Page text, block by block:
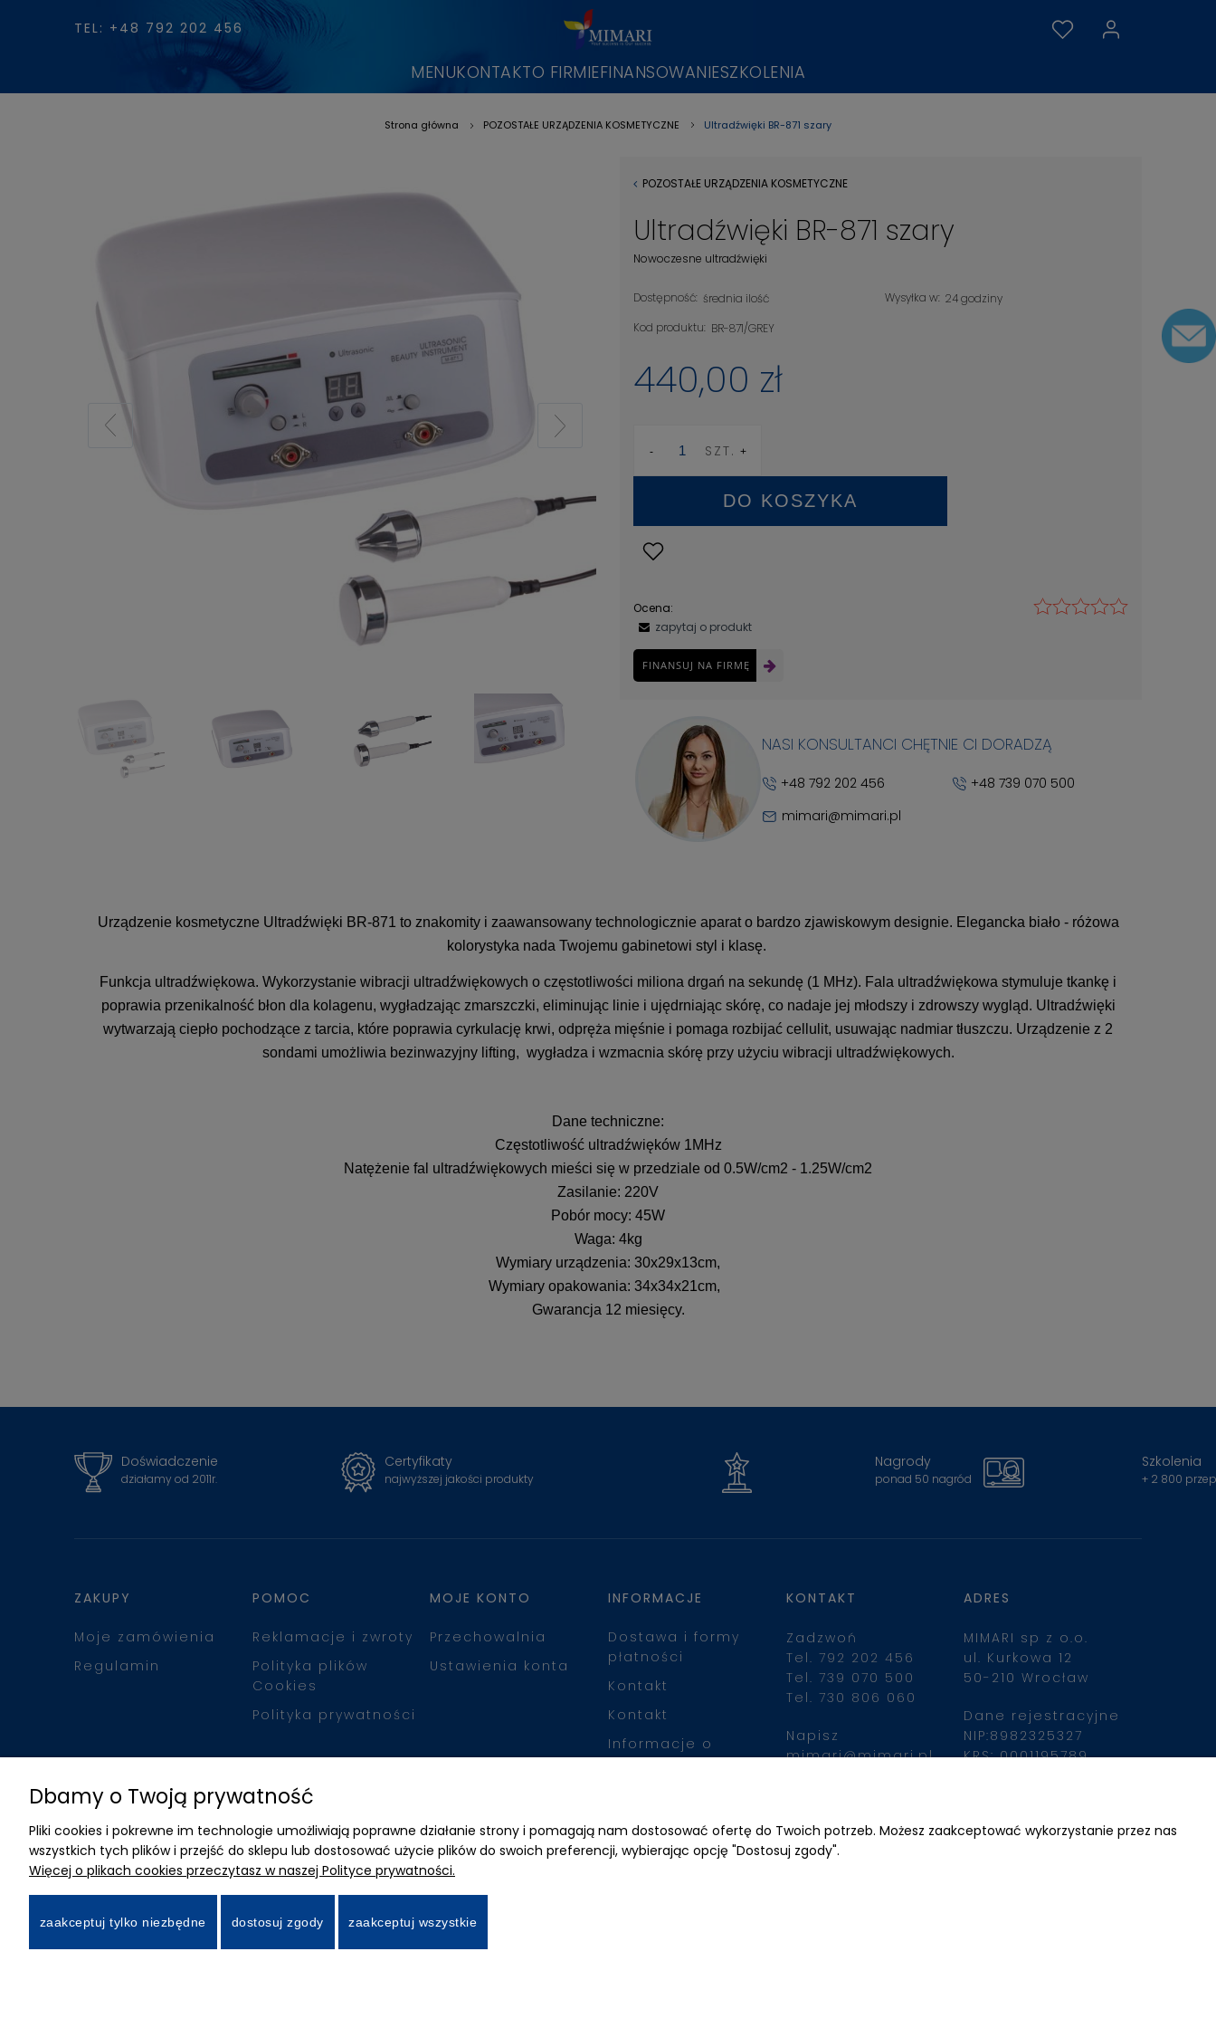
TEL: +48 792 202 456
MENUKONTAKTO FIRMIEFINANSOWANIESZKOLENIA
Strona główna POZOSTAŁE URZĄDZENIA KOSMETYCZNE Ultradźwięki BR-871 szary
POZOSTAŁE URZĄDZENIA KOSMETYCZNE
Ultradźwięki BR-871 szary
Nowoczesne ultradźwięki
Dostępność: średnia ilość Wysyłka w: 24 godziny
Kod produktu: BR-871/GREY
440,00 zł
SZT.
DO KOSZYKA
Ocena:
zapytaj o produkt
FINANSUJ NA FIRMĘ
NASI KONSULTANCI CHĘTNIE CI DORADZĄ
+48 792 202 456
+48 739 070 500
mimari@mimari.pl
Urządzenie kosmetyczne Ultradźwięki BR-871 to znakomity i zaawansowany technologicznie aparat o bardzo zjawiskowym designie. Elegancka biało - różowa
kolorystyka nada Twojemu gabinetowi styl i klasę.
Funkcja ultradźwiękowa. Wykorzystanie wibracji ultradźwiękowych o częstotliwości miliona drgań na sekundę (1 MHz). Fala ultradźwiękowa stymuluje tkankę i
poprawia przenikalność błon dla kolagenu, wygładzając zmarszczki, eliminując linie i ujędrniając skórę, co nadaje jej młodszy i zdrowszy wygląd. Ultradźwięki
wytwarzają ciepło pochodzące z tarcia, które poprawia cyrkulację krwi, odpręża mięśnie i pomaga rozbijać cellulit, usuwając nadmiar tłuszczu. Urządzenie z 2
sondami umożliwia bezinwazyjny lifting, wygładza i wzmacnia skórę przy użyciu wibracji ultradźwiękowych.
Dane techniczne:
Częstotliwość ultradźwięków 1MHz
Natężenie fal ultradźwiękowych mieści się w przedziale od 0.5W/cm2 - 1.25W/cm2
Zasilanie: 220V
Pobór mocy: 45W
Waga: 4kg
Wymiary urządzenia: 30x29x13cm,
Wymiary opakowania: 34x34x21cm,
Gwarancja 12 miesięcy.
Doświadczenie
działamy od 2011r.
Certyfikaty
najwyższej jakości produkty
Nagrody
ponad 50 nagród
Szkolenia
+ 2 800
ZAKUPY
Moje zamówienia
Regulamin
POMOC
Reklamacje i zwroty
Polityka plików
Cookies
Polityka prywatności
MOJE KONTO
Przechowalnia
Ustawienia konta
INFORMACJE
Dostawa i formy
płatności
Kontakt
Kontakt
Informacje o
KONTAKT
Zadzwoń
Tel. 792 202 456
Tel. 739 070 500
Tel. 730 806 060
Napisz
mimari@mimari.pl
ADRES
MIMARI sp z o.o.
ul. Kurkowa 12
50-210 Wrocław
Dane rejestracyjne
NIP:8982325327
KRS: 0001195789
Dbamy o Twoją prywatność
Pliki cookies i pokrewne im technologie umożliwiają poprawne działanie strony i pomagają nam dostosować ofertę do Twoich potrzeb. Możesz zaakceptować wykorzystanie przez nas
wszystkich tych plików i przejść do sklepu lub dostosować użycie plików do swoich preferencji, wybierając opcję "Dostosuj zgody".
Więcej o plikach cookies przeczytasz w naszej Polityce prywatności.
zaakceptuj tylko niezbędne dostosuj zgody zaakceptuj wszystkie